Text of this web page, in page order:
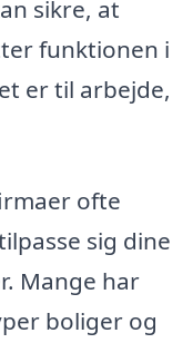
sikre, at
funktionen i
er til arbejde,
ofte
sig dine
Mange har
boliger og